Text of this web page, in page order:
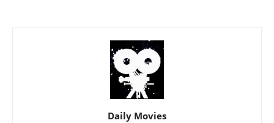
Daily Movies